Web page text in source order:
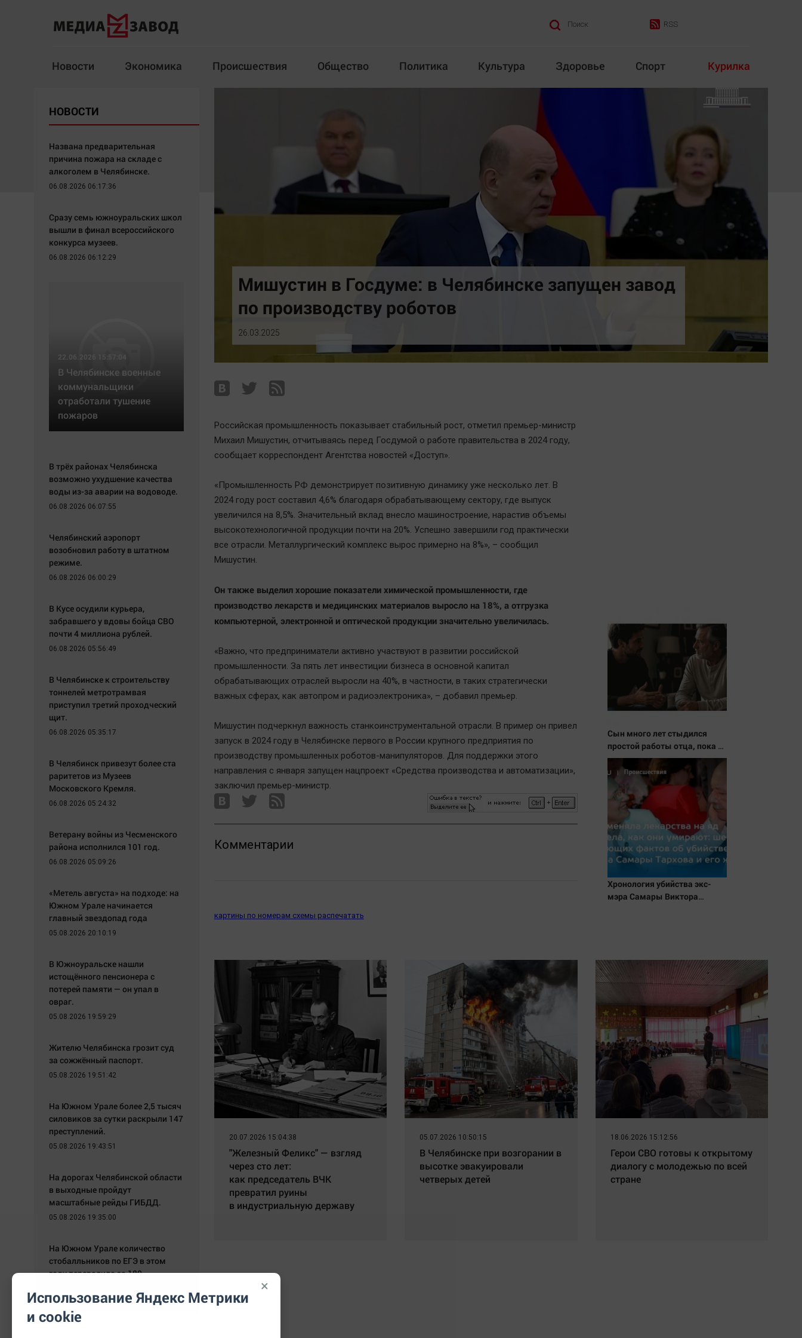
Поиск RSS
Новости Экономика Происшествия Общество Политика Культура Здоровье Спорт Курилка
Политика Культура
Здоровье
Архив
Наша победа
Общество
Политика
Мнения
Спорт
Технологии
Медиаграмотность
Челябинск космический
Другие рубрики
English version
Online-консультация
Быстрый медиазавод
Вкусное
Гороскоп
ЖКХ
Интервью
Конкурс
Народная журналистика
Отдых
Светская жизнь
Тенденции
Мишустин в Госдуме: в Челябинске запущен завод
по производству роботов
26.03.2025
Российская промышленность показывает стабильный рост, отметил премьер-министр
Михаил Мишустин, отчитываясь перед Госдумой о работе правительства в 2024 году,
сообщает корреспондент Агентства новостей «Доступ».
«Промышленность РФ демонстрирует позитивную динамику уже несколько лет. В
2024 году рост составил 4,6% благодаря обрабатывающему сектору, где выпуск
увеличился на 8,5%. Значительный вклад внесло машиностроение, нарастив объемы
высокотехнологичной продукции почти на 20%. Успешно завершили год практически
все отрасли. Металлургический комплекс вырос примерно на 8%», – сообщил
Мишустин.
Он также выделил хорошие показатели химической промышленности, где
производство лекарств и медицинских материалов выросло на 18%, а отгрузка
компьютерной, электронной и оптической продукции значительно увеличилась.
«Важно, что предприниматели активно участвуют в развитии российской
промышленности. За пять лет инвестиции бизнеса в основной капитал
обрабатывающих отраслей выросли на 40%, в частности, в таких стратегически
важных сферах, как автопром и радиоэлектроника», – добавил премьер.
Мишустин подчеркнул важность станкоинструментальной отрасли. В пример он привел
запуск в 2024 году в Челябинске первого в России крупного предприятия по
производству промышленных роботов-манипуляторов. Для поддержки этого
направления с января запущен нацпроект «Средства производства и автоматизации»,
заключил премьер-министр.
Комментарии
картины по номерам схемы распечатать
Сын много лет стыдился
простой работы отца, пока не
узнал, ради чего тот
отказался от карьеры -
история одной семьи
Хронология убийства экс-
мэра Самары Виктора
20.07.2026 15:04:38
"Железный Феликс" — взгляд
через сто лет:
как председатель ВЧК
превратил руины
в индустриальную державу
05.07.2026 10:50:15
В Челябинске при возгорании в
высотке эвакуировали
четверых детей
18.06.2026 15:12:56
Герои СВО готовы к открытому
диалогу с молодежью по всей
стране
НОВОСТИ
Названа предварительная
причина пожара на складе с
алкоголем в Челябинске.
06.08.2026 06:17:36
Сразу семь южноуральских школ
вышли в финал всероссийского
конкурса музеев.
06.08.2026 06:12:29
22.06.2026 15:57:04
В Челябинске военные
коммунальщики
отработали тушение
пожаров
В трёх районах Челябинска
возможно ухудшение качества
воды из-за аварии на водоводе.
06.08.2026 06:07:55
Челябинский аэропорт
возобновил работу в штатном
режиме.
06.08.2026 06:00:29
В Кусе осудили курьера,
забравшего у вдовы бойца СВО
почти 4 миллиона рублей.
06.08.2026 05:56:49
В Челябинске к строительству
тоннелей метротрамвая
приступил третий проходческий
щит.
06.08.2026 05:35:17
В Челябинск привезут более ста
раритетов из Музеев
Московского Кремля.
06.08.2026 05:24:32
Ветерану войны из Чесменского
района исполнился 101 год.
06.08.2026 05:09:26
«Метель августа» на подходе: на
Южном Урале начинается
главный звездопад года
05.08.2026 20:10:19
В Южноуральске нашли
истощённого пенсионера с
потерей памяти — он упал в
овраг.
05.08.2026 19:59:29
Жителю Челябинска грозит суд
за сожжённый паспорт.
05.08.2026 19:51:42
На Южном Урале более 2,5 тысяч
силовиков за сутки раскрыли 147
преступлений.
05.08.2026 19:43:51
На дорогах Челябинской области
в выходные пройдут
масштабные рейды ГИБДД.
05.08.2026 19:35:00
На Южном Урале количество
стобалльников по ЕГЭ в этом
году перевалило за 180.
×
Использование Яндекс Метрики
и cookie